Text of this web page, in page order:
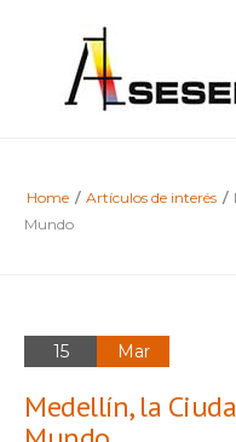
Home / Artículos de interés /
Mundo
15 Mar
Medellín, la